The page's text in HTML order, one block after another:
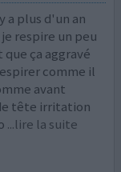
a plus d'un an
respire un peu
ça aggravé
comme il
avant
tête irritation
...lire la suite